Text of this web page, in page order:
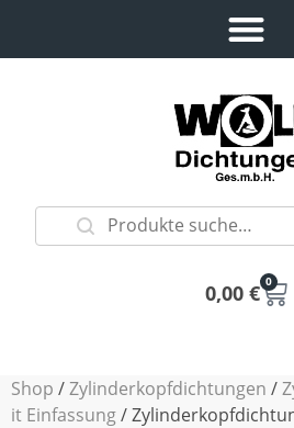
0,00 € 0
Shop /Zylinderkopfdichtungen /
it Einfassung/